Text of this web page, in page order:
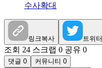
수사확대
링크복사 트위터
조회 24 스크랩 0 공유 0
댓글 0 커뮤니티 0